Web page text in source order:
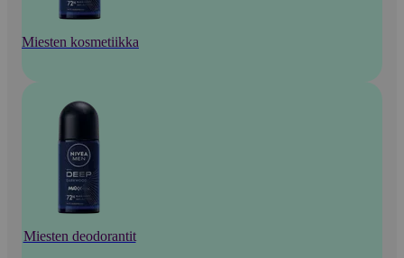
Miesten kosmetiikka
Miesten deodorantit